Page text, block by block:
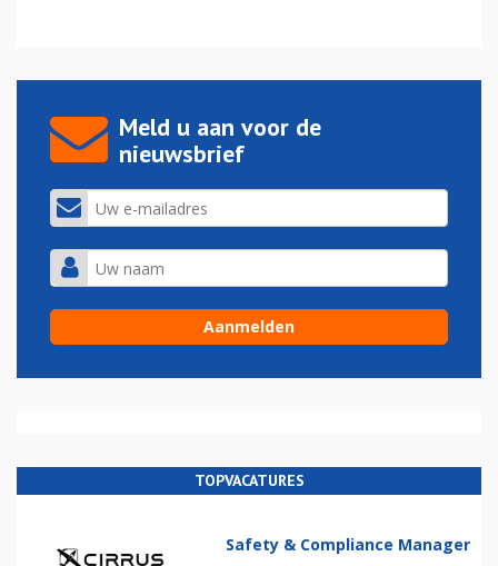
Meld u aan voor de
nieuwsbrief
TOPVACATURES
Safety & Compliance Manager